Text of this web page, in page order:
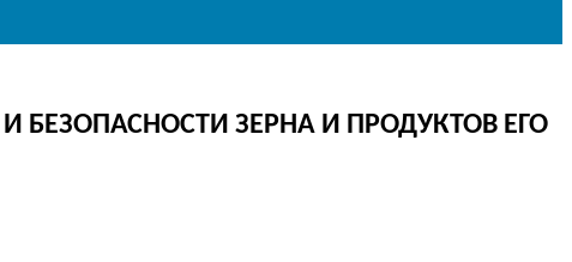
БЕЗОПАСНОСТИ ЗЕРНА И ПРОДУКТОВ ЕГО